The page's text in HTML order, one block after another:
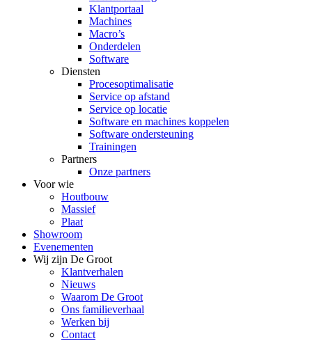
Klantportaal
Machines
Macro’s
Onderdelen
Software
Diensten
Procesoptimalisatie
Service op afstand
Service op locatie
Software en machines koppelen
Software ondersteuning
Trainingen
Partners
Onze partners
Voor wie
Houtbouw
Massief
Plaat
Showroom
Evenementen
Wij zijn De Groot
Klantverhalen
Nieuws
Waarom De Groot
Ons familieverhaal
Werken bij
Contact